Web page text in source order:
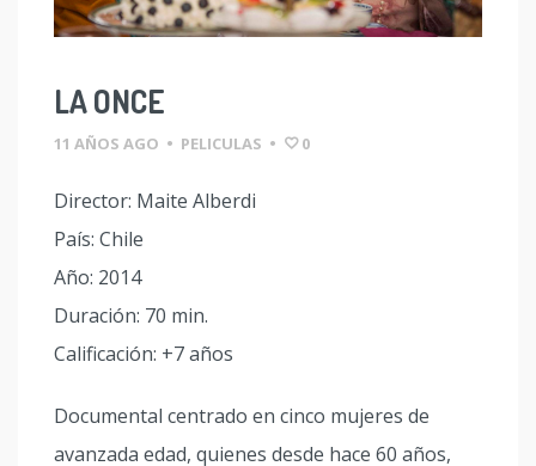
LA ONCE
11 AÑOS AGO • PELICULAS • 0
Director: Maite Alberdi
País: Chile
Año: 2014
Duración: 70 min.
Calificación: +7 años
Documental centrado en cinco mujeres de
avanzada edad, quienes desde hace 60 años,